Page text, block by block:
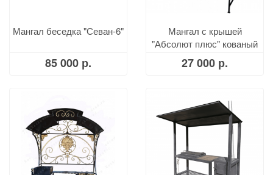
Мангал беседка "Севан-6"
85 000 р.
Мангал с крышей
"Абсолют плюс" кованый
27 000 р.